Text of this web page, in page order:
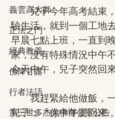
義雲高大師
正法之門
經典教義
佛降甘露
行者法語
第三世多杰羌佛辦公室公告
兒子今年高考結束，
驗生活，就到一個工地
早晨七點上班，一直到
家，沒有特殊情況中午
今天中午，兒子突然回來
我趕緊給他做飯，一
兒子：「你中午要回來